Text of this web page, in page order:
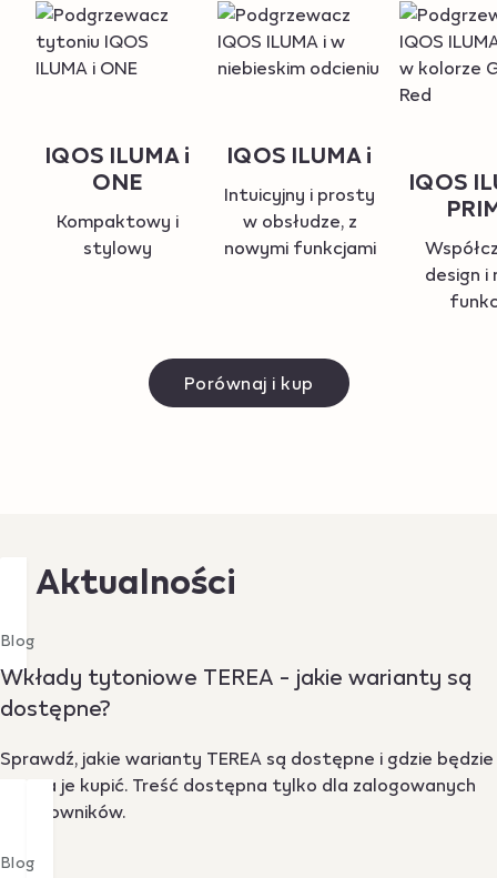
IQOS ILUMA i
ONE
Kompaktowy i
stylowy
IQOS ILUMA i
Intuicyjny i prosty
w obsłudze, z
nowymi funkcjami
IQOS
design i
Porównaj i kup
Aktualności
Blog
Wkłady tytoniowe TEREA - jakie warianty są
dostępne?
Sprawdź, jakie warianty TEREA są dostępne i gdzie będzie
można je kupić. Treść dostępna tylko dla zalogowanych
użytkowników.
Blog